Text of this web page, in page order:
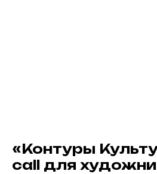
«Контуры
call для